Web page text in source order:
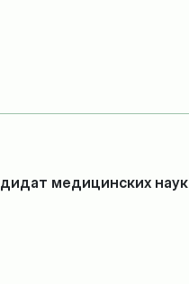
медицинских наук